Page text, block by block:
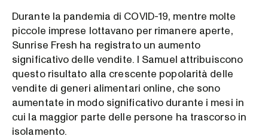
Durante la pandemia di COVID-19, mentre molte
piccole imprese lottavano per rimanere aperte,
Sunrise Fresh ha registrato un aumento
significativo delle vendite. I Samuel attribuiscono
questo risultato alla crescente popolarità delle
vendite di generi alimentari online, che sono
aumentate in modo significativo durante i mesi in
cui la maggior parte delle persone ha trascorso in
isolamento.